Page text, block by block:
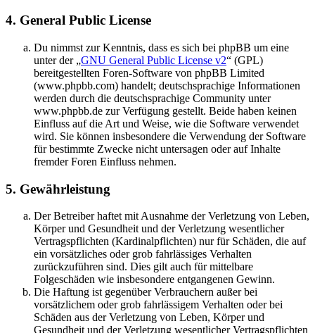
4. General Public License
Du nimmst zur Kenntnis, dass es sich bei phpBB um eine
unter der „GNU General Public License v2“ (GPL)
bereitgestellten Foren-Software von phpBB Limited
(www.phpbb.com) handelt; deutschsprachige Informationen
werden durch die deutschsprachige Community unter
www.phpbb.de zur Verfügung gestellt. Beide haben keinen
Einfluss auf die Art und Weise, wie die Software verwendet
wird. Sie können insbesondere die Verwendung der Software
für bestimmte Zwecke nicht untersagen oder auf Inhalte
fremder Foren Einfluss nehmen.
5. Gewährleistung
Der Betreiber haftet mit Ausnahme der Verletzung von Leben,
Körper und Gesundheit und der Verletzung wesentlicher
Vertragspflichten (Kardinalpflichten) nur für Schäden, die auf
ein vorsätzliches oder grob fahrlässiges Verhalten
zurückzuführen sind. Dies gilt auch für mittelbare
Folgeschäden wie insbesondere entgangenen Gewinn.
Die Haftung ist gegenüber Verbrauchern außer bei
vorsätzlichem oder grob fahrlässigem Verhalten oder bei
Schäden aus der Verletzung von Leben, Körper und
Gesundheit und der Verletzung wesentlicher Vertragspflichten